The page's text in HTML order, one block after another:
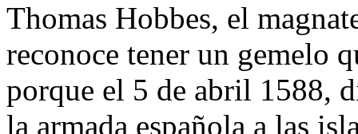
Thomas Hobbes, el
reconoce tener un gemelo
porque el 5 de abril 1588,
la armada española a las